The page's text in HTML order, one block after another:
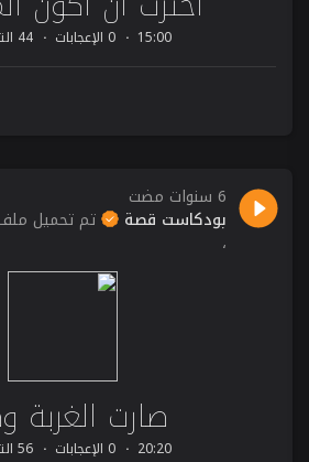
15:00 0 الإعجابات 44 التشغيلات
6 سنوات مضت
بودكاست قصة تم تحميل
،
صارت الغربة
20:20 0 الإعجابات 56 التشغيلات